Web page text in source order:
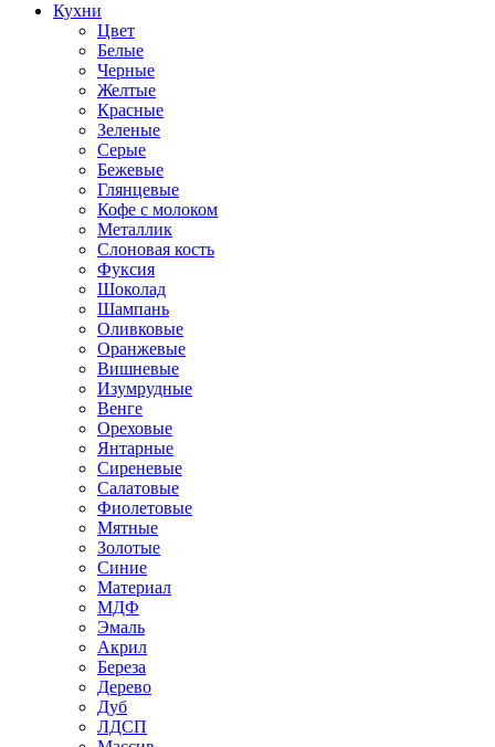
Кухни
Цвет
Белые
Черные
Желтые
Красные
Зеленые
Серые
Бежевые
Глянцевые
Кофе с молоком
Металлик
Слоновая кость
Фуксия
Шоколад
Шампань
Оливковые
Оранжевые
Вишневые
Изумрудные
Венге
Ореховые
Янтарные
Сиреневые
Салатовые
Фиолетовые
Мятные
Золотые
Синие
Материал
МДФ
Эмаль
Акрил
Береза
Дерево
Дуб
ЛДСП